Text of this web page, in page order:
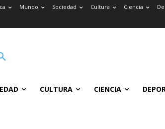
Mundo Sociedad Cultura Ciencia
CULTURA CIENCIA